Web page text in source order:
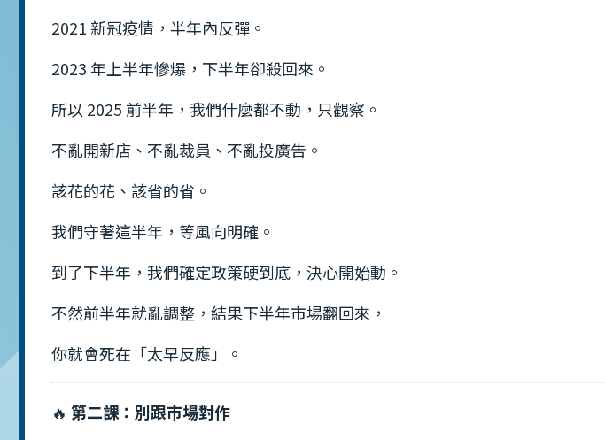
2021 新冠疫情，半年內反彈。
2023 年上半年慘爆，下半年卻殺回來。
所以 2025 前半年，我們什麼都不動，只觀察。
不亂開新店、不亂裁員、不亂投廣告。
該花的花、該省的省。
我們守著這半年，等風向明確。
到了下半年，我們確定政策硬到底，決心開始動。
不然前半年就亂調整，結果下半年市場翻回來，
你就會死在「太早反應」。
🔥 第二課：別跟市場對作